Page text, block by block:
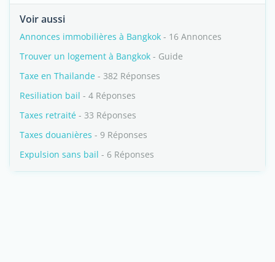
Voir aussi
Annonces immobilières à Bangkok - 16 Annonces
Trouver un logement à Bangkok - Guide
Taxe en Thailande - 382 Réponses
Resiliation bail - 4 Réponses
Taxes retraité - 33 Réponses
Taxes douanières - 9 Réponses
Expulsion sans bail - 6 Réponses